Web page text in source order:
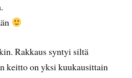
Rakkaus syntyi siltä
keitto on yksi kuukausittain